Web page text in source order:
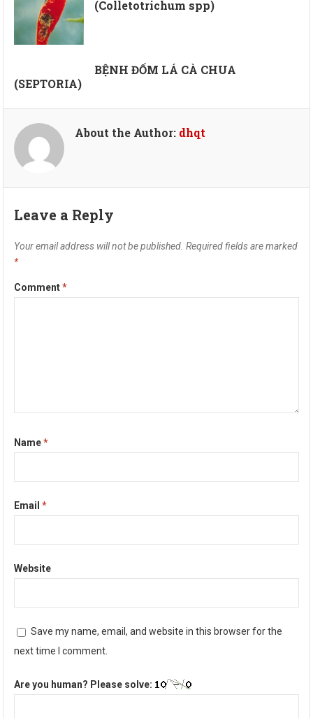
(Colletotrichum spp)
BỆNH ĐỐM LÁ CÀ CHUA
(SEPTORIA)
About the Author: dhqt
Leave a Reply
Your email address will not be published. Required fields are marked
*
Comment*
Name*
Email*
Website
Save my name, email, and website in this browser for the
next time I comment.
Are you human? Please solve: